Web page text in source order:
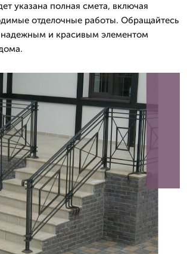
указана полная смета, включая
отделочные работы. Обращайтесь
надежным и красивым элементом